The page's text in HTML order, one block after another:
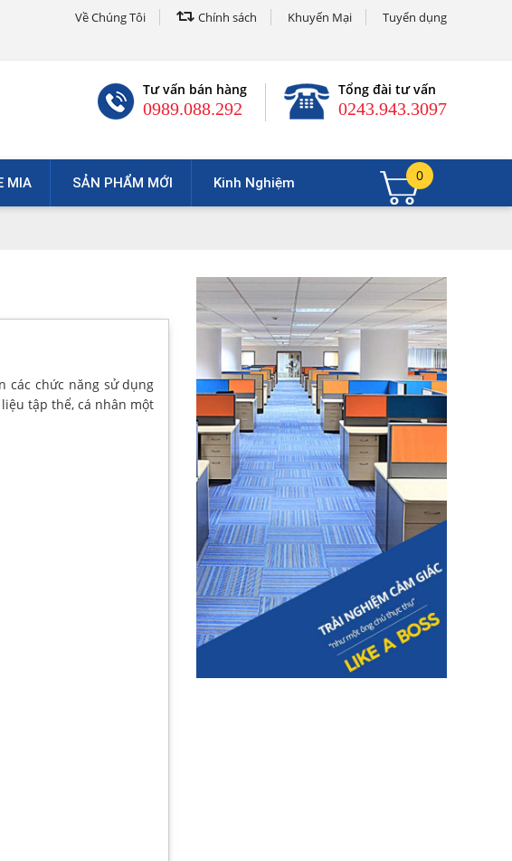
Về Chúng Tôi Chính sách Khuyến Mại Tuyển dụng
Tư vấn bán hàng
0989.088.292
Tổng đài tư vấn
0243.943.3097
MIA SẢN PHẨM MỚI Kinh Nghiệm 0
các chức năng sử dụng
tập thể, cá nhân một